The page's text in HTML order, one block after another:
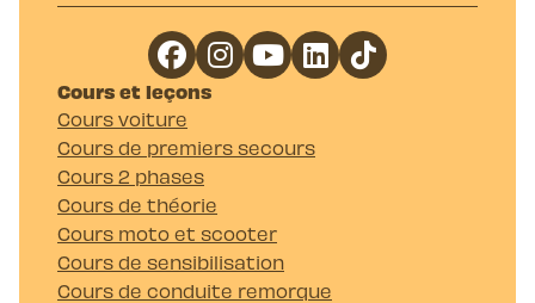
Cours et leçons
Cours voiture
Cours de premiers secours
Cours 2 phases
Cours de théorie
Cours moto et scooter
Cours de sensibilisation
Cours de conduite remorque